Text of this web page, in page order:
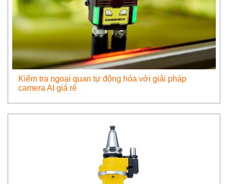
Kiểm tra ngoại quan tự động hóa với giải pháp
camera AI giá rẻ